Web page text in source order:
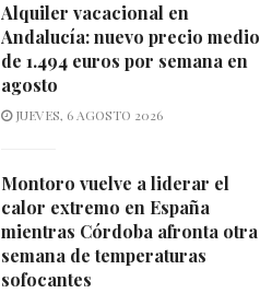
Alquiler vacacional en
Andalucía: nuevo precio medio
de 1.494 euros por semana en
agosto
JUEVES, 6 AGOSTO 2026
Montoro vuelve a liderar el
calor extremo en España
mientras Córdoba afronta otra
semana de temperaturas
sofocantes